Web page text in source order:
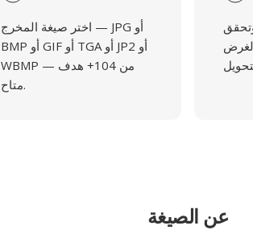
اختر صيغة المخرج — JPG أو
BMP أو GIF أو TGA أو JP2 أو
WBMP — من 104+ هدف
متاح.
عن الصيغة